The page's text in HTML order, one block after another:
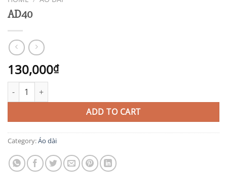
AD40
130,000₫
AD40 quantity
ADD TO CART
Category:Áo dài